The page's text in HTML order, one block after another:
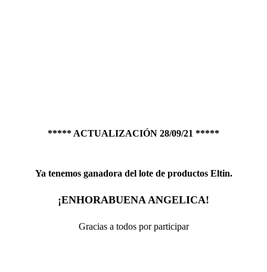
***** ACTUALIZACIÓN 28/09/21 *****
Ya tenemos ganadora del lote de productos Eltin.
¡ENHORABUENA ANGELICA!
Gracias a todos por participar